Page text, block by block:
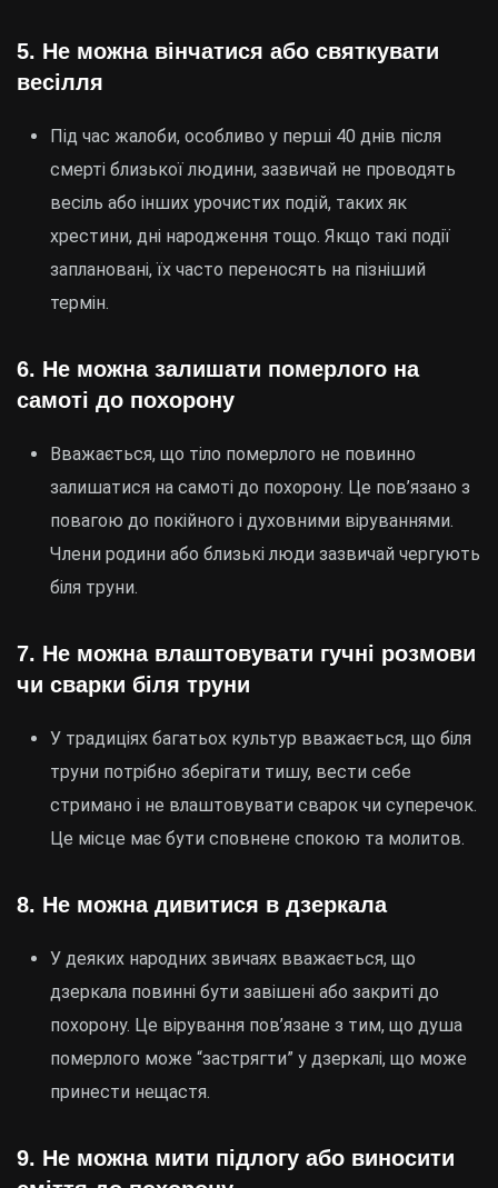
5. Не можна вінчатися або святкувати
весілля
Під час жалоби, особливо у перші 40 днів після
смерті близької людини, зазвичай не проводять
весіль або інших урочистих подій, таких як
хрестини, дні народження тощо. Якщо такі події
заплановані, їх часто переносять на пізніший
термін.
6. Не можна залишати померлого на
самоті до похорону
Вважається, що тіло померлого не повинно
залишатися на самоті до похорону. Це пов’язано з
повагою до покійного і духовними віруваннями.
Члени родини або близькі люди зазвичай чергують
біля труни.
7. Не можна влаштовувати гучні розмови
чи сварки біля труни
У традиціях багатьох культур вважається, що біля
труни потрібно зберігати тишу, вести себе
стримано і не влаштовувати сварок чи суперечок.
Це місце має бути сповнене спокою та молитов.
8. Не можна дивитися в дзеркала
У деяких народних звичаях вважається, що
дзеркала повинні бути завішені або закриті до
похорону. Це вірування пов’язане з тим, що душа
померлого може “застрягти” у дзеркалі, що може
принести нещастя.
9. Не можна мити підлогу або виносити